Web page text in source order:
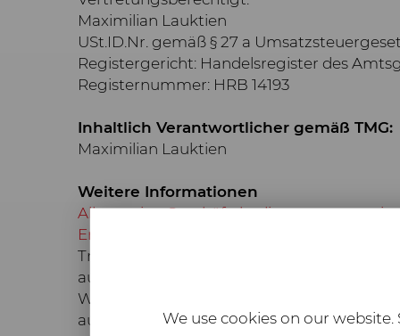
We use cookies on our
Maximilian Lauktien
USt.ID.Nr. gemäß § 27 a
Registergericht: Handelsregister des
Registernummer: HRB 14193
Inhaltlich Verantwortlicher gemäß TMG:
Maximilian Lauktien
Weitere Informationen
Allgemeine Geschäftsbedingungen
Erklärung zum Datenschutz anzeigen
Trotz sorgfältiger inhaltlicher Kontrolle
ausschließlich deren Betreiber
Warenzeichen im Besitze ihrer rechtlichen
ausschließlich bei deren Besitzern.